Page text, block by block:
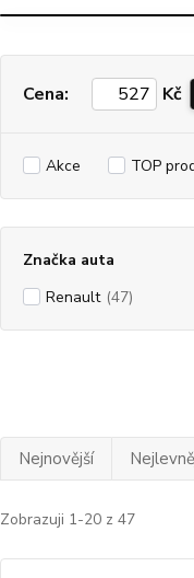
Cena: Kč
Akce TOP
Značka auta
Renault (47)
Nejnovější
Zobrazuji 1-20 z 47